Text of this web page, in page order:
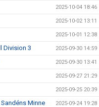
2025-10-04 18:46
2025-10-02 13:11
2025-10-01 12:38
Division 3 2025-09-30 14:59
2025-09-30 13:41
2025-09-27 21:29
2025-09-25 20:39
Minne 2025-09-24 19:28